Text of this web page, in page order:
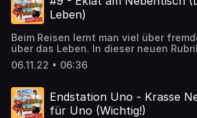
Leben)
Beim Reisen lernt man viel über
über das Leben. In dieser neuen
einem unvergesslichen Erlebnis im
daraus fürs Leben gelernt haben. Hosted on Acast. See
06.11.22 • 06:36
Endstation Uno - Krasse
für Uno (Wichtig!)